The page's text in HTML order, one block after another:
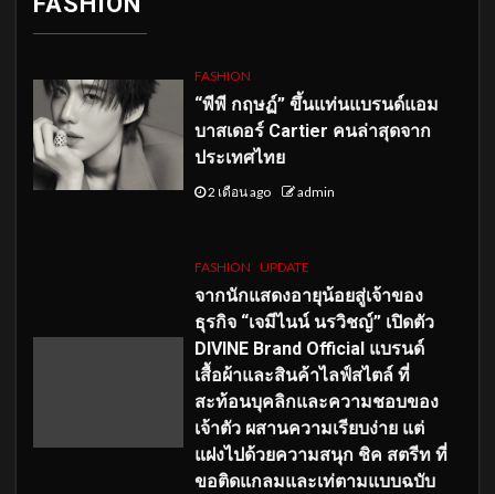
FASHION
“พีพี กฤษฏ์” ขึ้นแท่นแบรนด์แอม
บาสเดอร์ Cartier คนล่าสุดจาก
ประเทศไทย
2 เดือน ago admin
FASHION UPDATE
จากนักแสดงอายุน้อยสู่เจ้าของ
ธุรกิจ “เจมีไนน์ นรวิชญ์” เปิดตัว
DIVINE Brand Official แบรนด์
เสื้อผ้าและสินค้าไลฟ์สไตล์ ที่
สะท้อนบุคลิกและความชอบของ
เจ้าตัว ผสานความเรียบง่าย แต่
แฝงไปด้วยความสนุก ชิค สตรีท ที่
ขอติดแกลมและเท่ตามแบบฉบับ